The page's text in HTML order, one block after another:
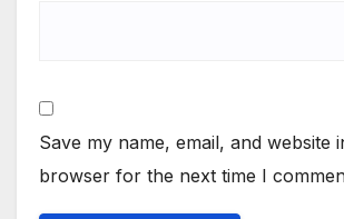
Save my name, email, and website
browser for the next time I